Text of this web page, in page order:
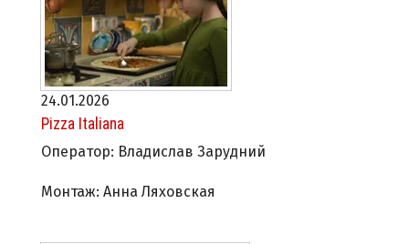
24.01.2026
Pizza Italiana
Оператор: Владислав Зарудний
Монтаж: Анна Ляховская